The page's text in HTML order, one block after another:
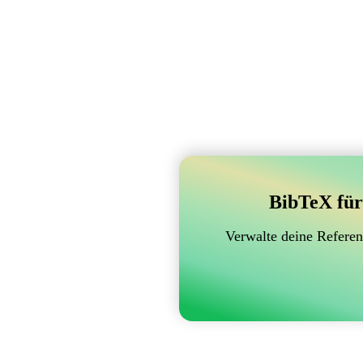
BibTeX
Verwalte deine